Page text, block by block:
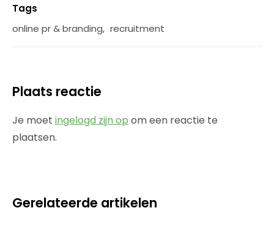
Tags
online pr & branding, recruitment
Plaats reactie
Je moet ingelogd zijn op om een reactie te
plaatsen.
Gerelateerde artikelen